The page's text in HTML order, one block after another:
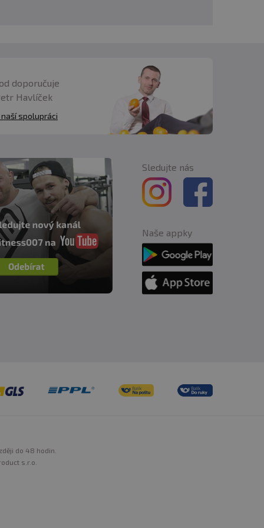
doporučuje
Havlíček
naší spolupráci
Sledujte nás
Naše appky
do 48 hodin.
s.r.o.